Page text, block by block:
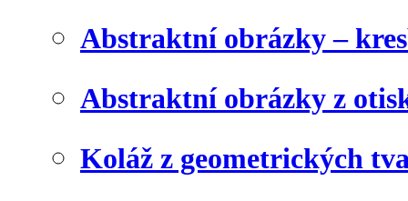
Abstraktní obrázky –
Abstraktní obrázky z
Koláž z geometrických